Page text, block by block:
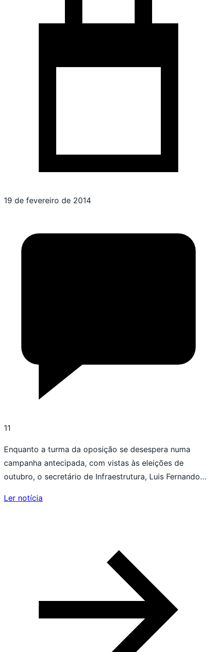
19 de fevereiro de 2014
11
Enquanto a turma da oposição se desespera numa
campanha antecipada, com vistas às eleições de
outubro, o secretário de Infraestrutura, Luis Fernando…
Ler notícia